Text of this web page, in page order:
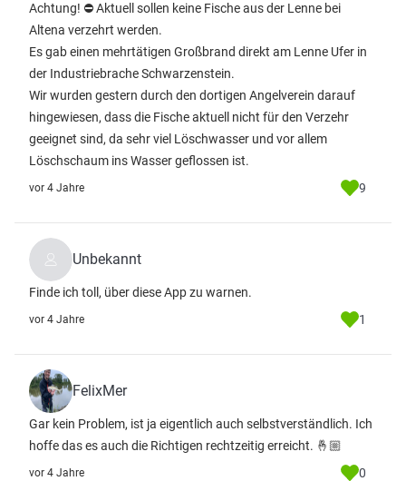
Achtung! ⛔️ Aktuell sollen keine Fische aus der Lenne bei
Altena verzehrt werden.
Es gab einen mehrtätigen Großbrand direkt am Lenne Ufer in
der Industriebrache Schwarzenstein.
Wir wurden gestern durch den dortigen Angelverein darauf
hingewiesen, dass die Fische aktuell nicht für den Verzehr
geeignet sind, da sehr viel Löschwasser und vor allem
Löschschaum ins Wasser geflossen ist.
vor 4 Jahre 9
Unbekannt
Finde ich toll, über diese App zu warnen.
vor 4 Jahre 1
FelixMer
Gar kein Problem, ist ja eigentlich auch selbstverständlich. Ich
hoffe das es auch die Richtigen rechtzeitig erreicht. 🤞🏼
vor 4 Jahre 0